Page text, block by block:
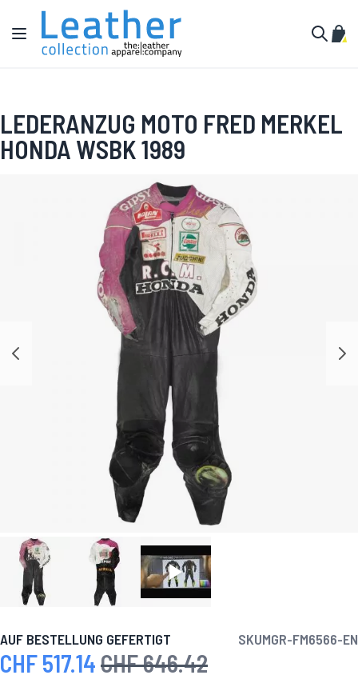
Zum Inhalt springen
Navigation umschalten
LEDERANZUG MOTO FRED MERKEL
HONDA WSBK 1989
AUF BESTELLUNG GEFERTIGT SKUMGR-FM6566-EN
Sonderpreis
CHF 517.14 Regulärer Preis
CHF 646.42